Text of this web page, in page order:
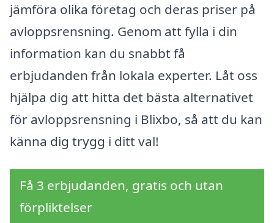
jämföra olika företag och deras priser på
avloppsrensning. Genom att fylla i din
information kan du snabbt få
erbjudanden från lokala experter. Låt oss
hjälpa dig att hitta det bästa alternativet
för avloppsrensning i Blixbo, så att du kan
känna dig trygg i ditt val!
Få 3 erbjudanden, gratis och utan
förpliktelser